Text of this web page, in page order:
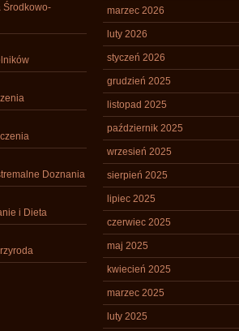
Środkowo-
Doznania
i Dieta
marzec 2026
luty 2026
styczeń 2026
grudzień 2025
listopad 2025
październik 2025
wrzesień 2025
sierpień 2025
lipiec 2025
czerwiec 2025
maj 2025
kwiecień 2025
marzec 2025
luty 2025